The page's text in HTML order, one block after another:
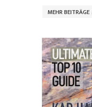
MEHR BEITRÄGE